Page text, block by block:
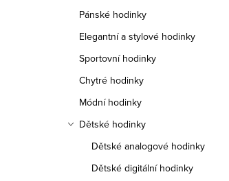
Pánské hodinky
Elegantní a stylové hodinky
Sportovní hodinky
Chytré hodinky
Módní hodinky
Dětské hodinky
Dětské analogové hodinky
Dětské digitální hodinky